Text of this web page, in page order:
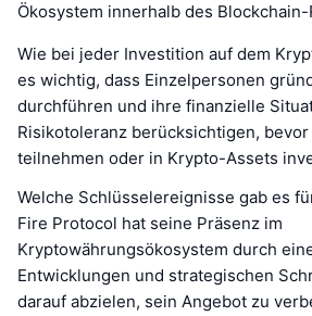
Ökosystem innerhalb des Blockchain-
Wie bei jeder Investition auf dem
es wichtig, dass Einzelpersonen
durchführen und ihre finanzielle
Risikotoleranz berücksichtigen, bevor
teilnehmen oder in Krypto-Assets
Welche Schlüsselereignisse gab es
Fire Protocol hat seine Präsenz im
Kryptowährungsökosystem durch
Entwicklungen und strategischen
darauf abzielen, sein Angebot zu